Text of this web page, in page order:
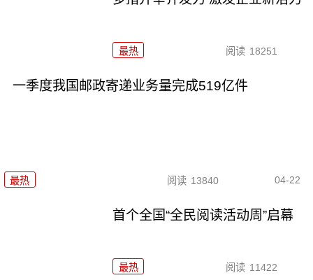
最热 阅读 18251
一季度我国邮政寄递业务量完成519亿件
最热 阅读 13840 04-22
首个全国“全民阅读活动周”启幕
最热 阅读 11422